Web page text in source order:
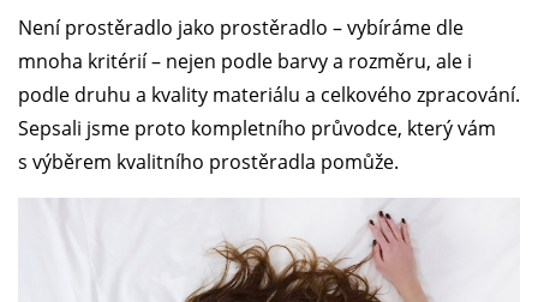
Není prostěradlo jako prostěradlo – vybíráme dle
mnoha kritérií – nejen podle barvy a rozměru, ale i
podle druhu a kvality materiálu a celkového zpracování.
Sepsali jsme proto kompletního průvodce, který vám
s výběrem kvalitního prostěradla pomůže.